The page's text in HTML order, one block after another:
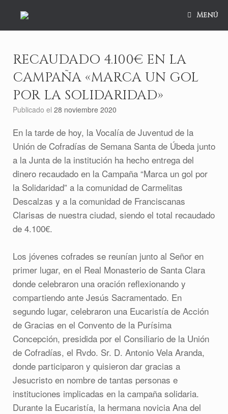
Menú
RECAUDADO 4.100€ EN LA
CAMPAÑA «MARCA UN GOL
POR LA SOLIDARIDAD»
Publicado el 28 noviembre 2020
En la tarde de hoy, la Vocalía de Juventud de la
Unión de Cofradías de Semana Santa de Úbeda junto
a la Junta de la institución ha hecho entrega del
dinero recaudado en la Campaña “Marca un gol por
la Solidaridad” a la comunidad de Carmelitas
Descalzas y a la comunidad de Franciscanas
Clarisas de nuestra ciudad, siendo el total recaudado
de 4.100€.
Los jóvenes cofrades se reunían junto al Señor en
primer lugar, en el Real Monasterio de Santa Clara
donde celebraron una oración reflexionando y
compartiendo ante Jesús Sacramentado. En
segundo lugar, celebraron una Eucaristía de Acción
de Gracias en el Convento de la Purísima
Concepción, presidida por el Consiliario de la Unión
de Cofradías, el Rvdo. Sr. D. Antonio Vela Aranda,
donde participaron y quisieron dar gracias a
Jesucristo en nombre de tantas personas e
instituciones implicadas en la campaña solidaria.
Durante la Eucaristía, la hermana novicia Ana del